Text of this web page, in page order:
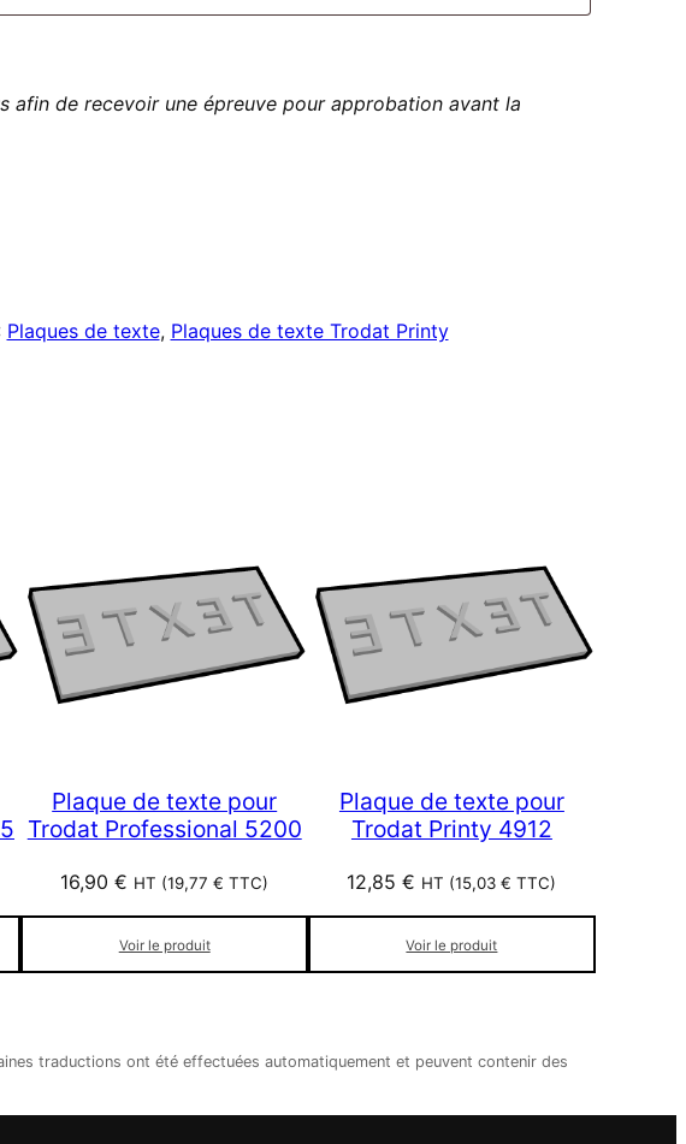
afin de recevoir une épreuve pour approbation avant la
Plaques de texte, Plaques de texte Trodat Printy
Plaque de texte pour
Trodat Professional 5200
16,90€ HT (19,77€ TTC)
Voir le produit
Plaque de texte pour
Trodat Printy 4912
12,85€ HT (15,03€ TTC)
Voir le produit
traductions ont été effectuées automatiquement et peuvent contenir des